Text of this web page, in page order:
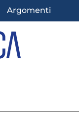
Argomenti